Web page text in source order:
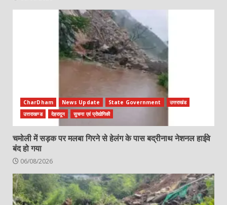
CharDham News Update State Government
उत्तराखंड
उत्तराखण्ड
देहरादून सुचना एवं प्रोद्योगिकी
चमोली में सड़क पर मलबा गिरने से हेलंग के पास बद्रीनाथ नेशनल हाईवे
बंद हो गया
06/08/2026